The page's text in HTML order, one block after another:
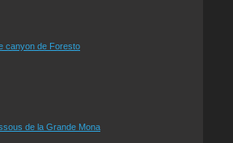
canyon de Foresto
de la Grande Mona